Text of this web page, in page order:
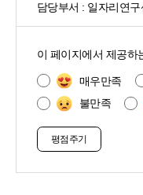
담당부서 : 일자리연구
이 페이지에서 제공하
매우만족
불만족